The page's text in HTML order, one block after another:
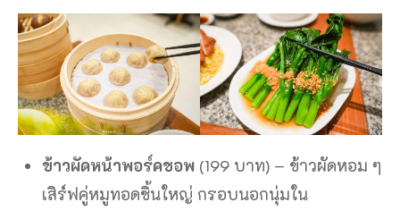
ข้าวผัดหน้าพอร์คชอพ (199 บาท) – ข้าวผัดหอม ๆ
เสิร์ฟคู่หมูทอดชิ้นใหญ่ กรอบนอกนุ่มใน